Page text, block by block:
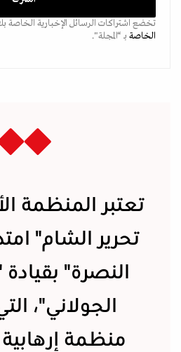
تخضع اشتراكات الرسائل الإخبارية الخاصة
الخاصة بـ “المجلة".
تعتبر المنظمة
تحرير الشام"
النصرة"
الجولاني"،